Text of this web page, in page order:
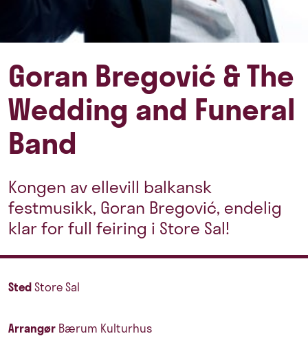
Goran Bregović & The
Wedding and Funeral
Band
Kongen av ellevill balkansk
festmusikk, Goran Bregović, endelig
klar for full feiring i Store Sal!
StedStore Sal
Arrangør Bærum Kulturhus